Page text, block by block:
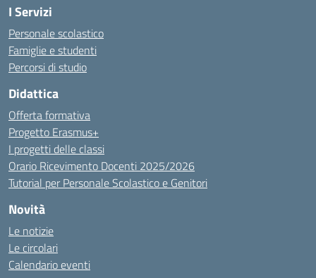
I Servizi
Personale scolastico
Famiglie e studenti
Percorsi di studio
Didattica
Offerta formativa
Progetto Erasmus+
I progetti delle classi
Orario Ricevimento Docenti 2025/2026
Tutorial per Personale Scolastico e Genitori
Novità
Le notizie
Le circolari
Calendario eventi